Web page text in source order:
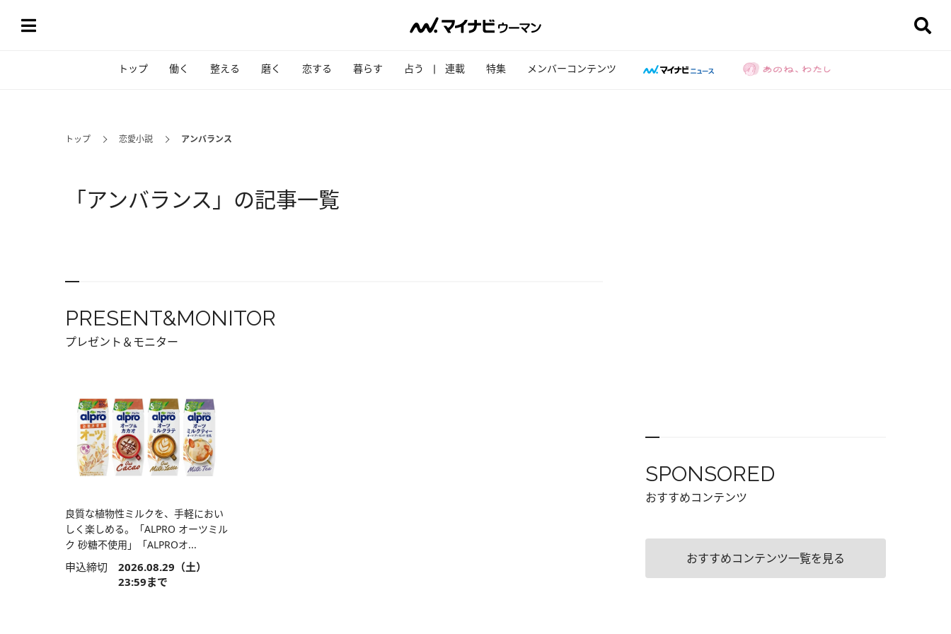
トップ 働く 整える 磨く 恋する 暮らす 占う 連載 特集 メンバーコンテンツ
トップ 恋愛小説 アンバランス
「アンバランス」の記事一覧
PRESENT&MONITOR
プレゼント＆モニター
良質な植物性ミルクを、手軽におい
しく楽しめる。「ALPRO オーツミル
ク 砂糖不使用」「ALPROオ...
申込締切 2026.08.29（土）
23:59まで
SPONSORED
おすすめコンテンツ
おすすめコンテンツ一覧を見る